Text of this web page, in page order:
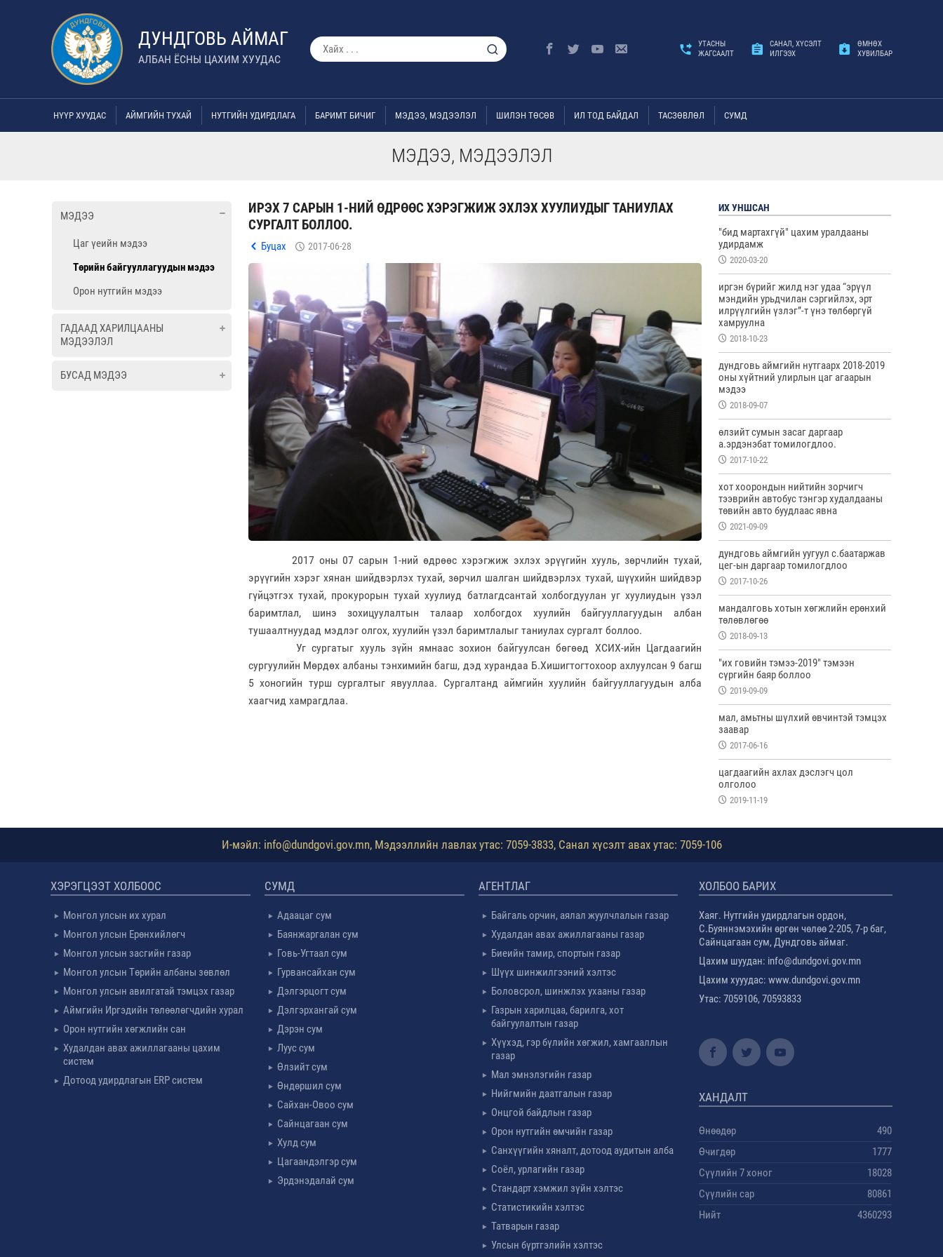
ДУНДГОВЬ АЙМАГ
АЛБАН ЁСНЫ ЦАХИМ ХУУДАС
УТАСНЫ
ЖАГСААЛТ
САНАЛ, ХҮСЭЛТ
ИЛГЭЭХ
ӨМНӨХ
ХУВИЛБАР
НҮҮР ХУУДАС АЙМГИЙН ТУХАЙ НУТГИЙН УДИРДЛАГА БАРИМТ БИЧИГ МЭДЭЭ, МЭДЭЭЛЭЛ ШИЛЭН ТӨСӨВ ИЛ ТОД БАЙДАЛ ТАСЗӨВЛӨЛ СУМД
МЭДЭЭ, МЭДЭЭЛЭЛ
МЭДЭЭ
Цаг үеийн мэдээ
Төрийн байгууллагуудын мэдээ
Орон нутгийн мэдээ
ГАДААД ХАРИЛЦААНЫ
МЭДЭЭЛЭЛ
БУСАД МЭДЭЭ
ИРЭХ 7 САРЫН 1-НИЙ ӨДРӨӨС ХЭРЭГЖИЖ ЭХЛЭХ ХУУЛИУДЫГ ТАНИУЛАХ
СУРГАЛТ БОЛЛОО.
Буцах 2017-06-28
2017 оны 07 сарын 1-ний өдрөөс хэрэгжиж эхлэх эрүүгийн хууль, зөрчлийн тухай,
эрүүгийн хэрэг хянан шийдвэрлэх тухай, зөрчил шалган шийдвэрлэх тухай, шүүхийн шийдвэр
гүйцэтгэх тухай, прокурорын тухай хуулиуд батлагдсантай холбогдуулан уг хуулиудын үзэл
баримтлал, шинэ зохицуулалтын талаар холбогдох хуулийн байгууллагуудын албан
тушаалтнуудад мэдлэг олгох, хуулийн үзэл баримтлалыг таниулах сургалт боллоо.
Уг сургатыг хууль зүйн ямнаас зохион байгуулсан бөгөөд ХСИХ-ийн Цагдаагийн
сургуулийн Мөрдөх албаны тэнхимийн багш, дэд хурандаа Б.Хишигтогтохоор ахлуулсан 9 багш
5 хоногийн турш сургалтыг явууллаа. Сургалтанд аймгийн хуулийн байгууллагуудын алба
хаагчид хамрагдлаа.
ИХ УНШСАН
"бид мартахгүй" цахим уралдааны
удирдамж
2020-03-20
иргэн бүрийг жилд нэг удаа “эрүүл
мэндийн урьдчилан сэргийлэх, эрт
илрүүлгийн үзлэг”-т үнэ төлбөргүй
хамруулна
2018-10-23
дундговь аймгийн нутгаарх 2018-2019
оны хүйтний улирлын цаг агаарын
мэдээ
2018-09-07
өлзийт сумын засаг даргаар
а.эрдэнэбат томилогдлоо.
2017-10-22
хот хоорондын нийтийн зорчигч
тээврийн автобус тэнгэр худалдааны
төвийн авто буудлаас явна
2021-09-09
дундговь аймгийн уугуул с.баатаржав
цег-ын даргаар томилогдлоо
2017-10-26
мандалговь хотын хөгжлийн ерөнхий
төлөвлөгөө
2018-09-13
"их говийн тэмээ-2019" тэмээн
сүргийн баяр боллоо
2019-09-09
мал, амьтны шүлхий өвчинтэй тэмцэх
заавар
2017-06-16
цагдаагийн ахлах дэслэгч цол
олголоо
2019-11-19
И-мэйл: info@dundgovi.gov.mn, Мэдээллийн лавлах утас: 7059-3833, Санал хүсэлт авах утас: 7059-106
ХЭРЭГЦЭЭТ ХОЛБООС
Монгол улсын их хурал
Монгол улсын Ерөнхийлөгч
Монгол улсын засгийн газар
Монгол улсын Төрийн албаны зөвлөл
Монгол улсын авилгатай тэмцэх газар
Аймгийн Иргэдийн төлөөлөгчдийн хурал
Орон нутгийн хөгжлийн сан
Худалдан авах ажиллагааны цахим
систем
Дотоод удирдлагын ERP систем
СУМД
Адаацаг сум
Баянжаргалан сум
Говь-Угтаал сум
Гурвансайхан сум
Дэлгэрцогт сум
Дэлгэрхангай сум
Дэрэн сум
Луус сум
Өлзийт сум
Өндөршил сум
Сайхан-Овоо сум
Сайнцагаан сум
Хулд сум
Цагаандэлгэр сум
Эрдэнэдалай сум
АГЕНТЛАГ
Байгаль орчин, аялал жуулчлалын газар
Худалдан авах ажиллагааны газар
Биеийн тамир, спортын газар
Шүүх шинжилгээний хэлтэс
Боловсрол, шинжлэх ухааны газар
Газрын харилцаа, барилга, хот
байгуулалтын газар
Хүүхэд, гэр бүлийн хөгжил, хамгааллын
газар
Мал эмнэлэгийн газар
Нийгмийн даатгалын газар
Онцгой байдлын газар
Орон нутгийн өмчийн газар
Санхүүгийн хяналт, дотоод аудитын алба
Соёл, урлагийн газар
Стандарт хэмжил зүйн хэлтэс
Статистикийн хэлтэс
Татварын газар
Улсын бүртгэлийн хэлтэс
ХОЛБОО БАРИХ
Хаяг. Нутгийн удирдлагын ордон,
С.Буяннэмэхийн өргөн чөлөө 2-205, 7-р баг,
Сайнцагаан сум, Дундговь аймаг.
Цахим шуудан: info@dundgovi.gov.mn
Цахим хууудас: www.dundgovi.gov.mn
Утас: 7059106, 70593833
ХАНДАЛТ
Өнөөдөр
490
Өчигдөр
1777
Сүүлийн 7 хоног
18028
Сүүлийн сар
80861
Нийт
4360293